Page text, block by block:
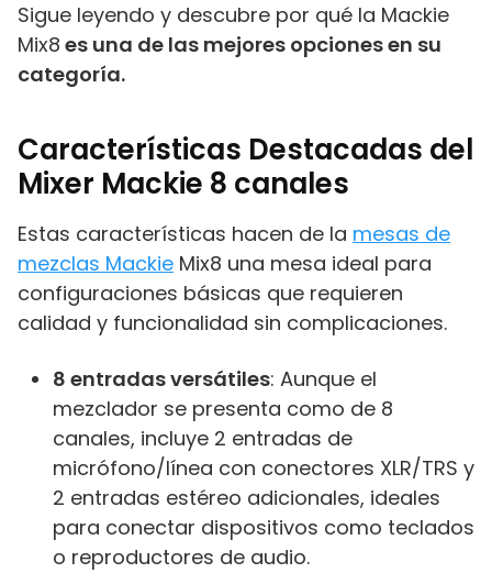
Sigue leyendo y descubre por qué la Mackie
Mix8 es una de las mejores opciones en su
categoría.
Características Destacadas del
Mixer Mackie 8 canales
Estas características hacen de la mesas de
mezclas Mackie Mix8 una mesa ideal para
configuraciones básicas que requieren
calidad y funcionalidad sin complicaciones.
8 entradas versátiles: Aunque el
mezclador se presenta como de 8
canales, incluye 2 entradas de
micrófono/línea con conectores XLR/TRS y
2 entradas estéreo adicionales, ideales
para conectar dispositivos como teclados
o reproductores de audio.